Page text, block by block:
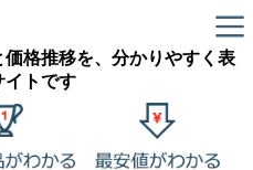
格推移を、分かりやすく表
イトです